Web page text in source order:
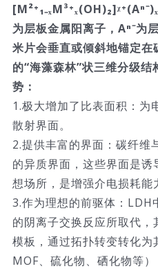
为层板金属阳离子，Aⁿ⁻为
米片会垂直或倾斜地锚定
的“海藻森林”状三维分级
势：
1.极大增加了比表面积：为
散射界面。
2.提供丰富的界面：碳纤维
的异质界面，这些界面是
想场所，是增强介电损耗能
3.作为理想的前驱体：LDH
的阴离子交换反应所取代
模板，通过拓扑转变转化为
MOF、硫化物、硒化物等